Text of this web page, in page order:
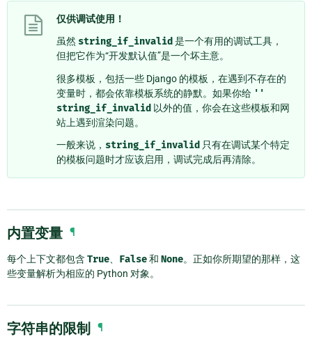
仅供调试使用！
虽然 string_if_invalid是一个有用的调试工具，
但把它作为“开发默认值”是一个坏主意。
很多模板，包括一些 Django 的模板，在遇到不存在的
变量时，都会依靠模板系统的静默。如果你给 ''
string_if_invalid 以外的值，你会在这些模板和网
站上遇到渲染问题。
一般来说， string_if_invalid 只有在调试某个特定
的模板问题时才应该启用，调试完成后再清除。
内置变量 ¶
每个上下文都包含 True False和 None。正如你所期望的那样，这
些变量解析为相应的 Python 对象。
字符串的限制 ¶